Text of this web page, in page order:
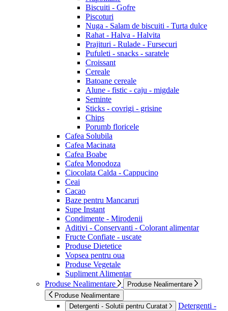
Biscuiti - Gofre
Piscoturi
Nuga - Salam de biscuiti - Turta dulce
Rahat - Halva - Halvita
Prajituri - Rulade - Fursecuri
Pufuleti - snacks - saratele
Croissant
Cereale
Batoane cereale
Alune - fistic - caju - migdale
Seminte
Sticks - covrigi - grisine
Chips
Porumb floricele
Cafea Solubila
Cafea Macinata
Cafea Boabe
Cafea Monodoza
Ciocolata Calda - Cappucino
Ceai
Cacao
Baze pentru Mancaruri
Supe Instant
Condimente - Mirodenii
Aditivi - Conservanti - Colorant alimentar
Fructe Confiate - uscate
Produse Dietetice
Vopsea pentru oua
Produse Vegetale
Supliment Alimentar
Produse Nealimentare
Produse Nealimentare
Produse Nealimentare
Detergenti - Solutii pentru Curatat
Detergenti -